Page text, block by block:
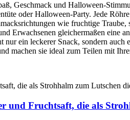
Geschmack und Halloween-
oder Halloween-Party. Jede
wie fruchtige
Erwachsenen gleichermaßen eine
ein leckerer Snack, sondern
machen sie ideal zum Teilen mit
und Fruchtsaft, die als